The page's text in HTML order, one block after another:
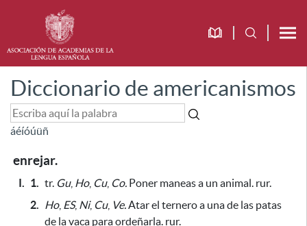
Diccionario de americanismos
áéíóúüñ
enrejar.
I. 1. tr. Gu, Ho, Cu, Co. Poner maneas a un animal. rur.
2. Ho, ES, Ni, Cu, Ve.Atar el ternero a una de las patas
de la vaca para ordeñarla. rur.